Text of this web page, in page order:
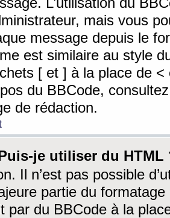
mais vous
message depuis le
est similaire au style
[ et ] à la place de <
du BBCode,
de rédaction.
je utiliser du HTML
Il n’est pas possible
partie du
par du BBCode à la